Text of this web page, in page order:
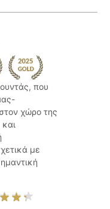
που
χώρο της
με